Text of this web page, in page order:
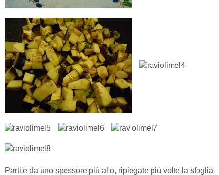
Partite da uno spessore più alto, ripiegate più volte la sfoglia